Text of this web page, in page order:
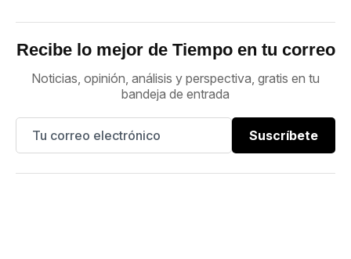
Recibe lo mejor de Tiempo en tu correo
Noticias, opinión, análisis y perspectiva, gratis en tu
bandeja de entrada
Suscríbete